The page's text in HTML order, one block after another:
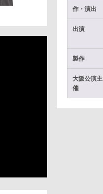
作・演出
出演
製作
大阪公演主
催